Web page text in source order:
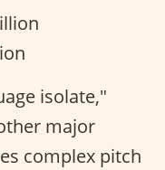
isolate,"
major
complex pitch